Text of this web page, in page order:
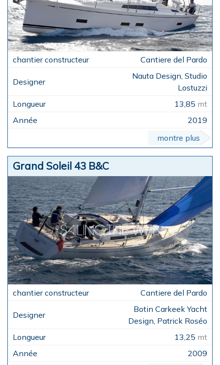
Cantiere del Pardo
Nauta Design, Studio
Lostuzzi
13,85 mt
2019
montre plus
Grand Soleil 43 B&C
Cantiere del Pardo
Botin Carkeek Yacht
Design, Patrick Roséo
13,25 mt
2009